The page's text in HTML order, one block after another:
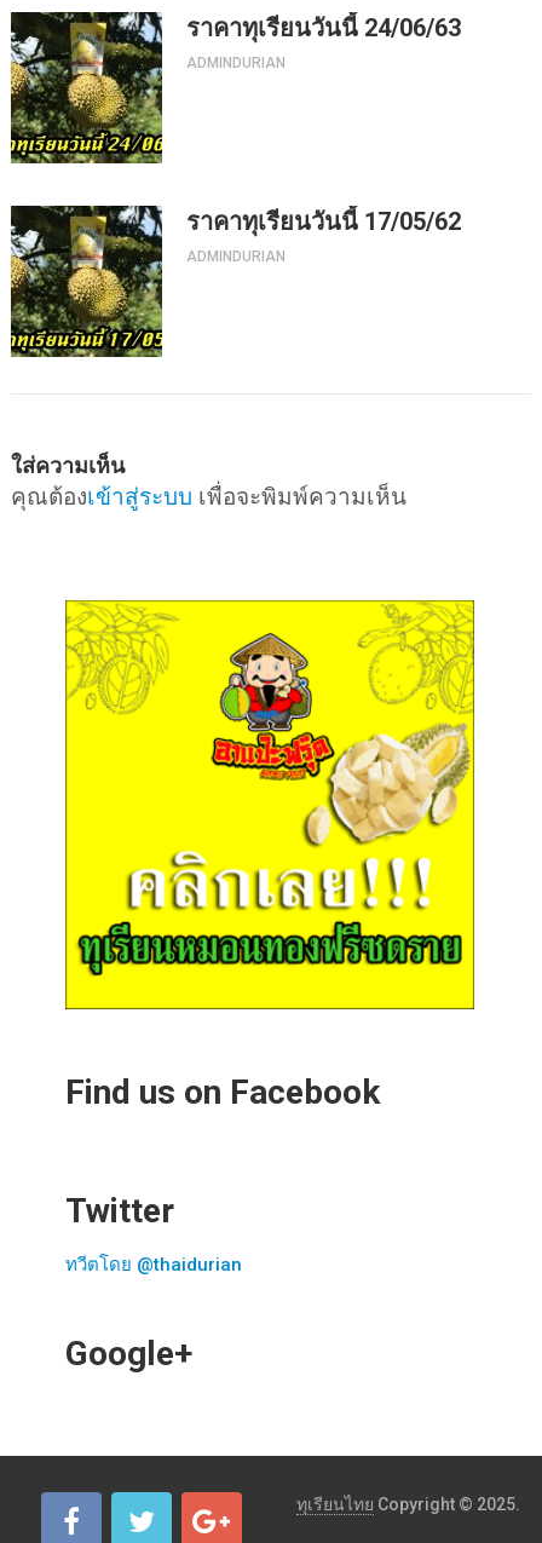
ราคาทุเรียนวันนี้ 24/06/63
ADMINDURIAN
ราคาทุเรียนวันนี้ 17/05/62
ADMINDURIAN
ใส่ความเห็น
คุณต้องเข้าสู่ระบบ เพื่อจะพิมพ์ความเห็น
Find us on Facebook
Twitter
ทวีตโดย @thaidurian
Google+
ทุเรียนไทย Copyright © 2025.